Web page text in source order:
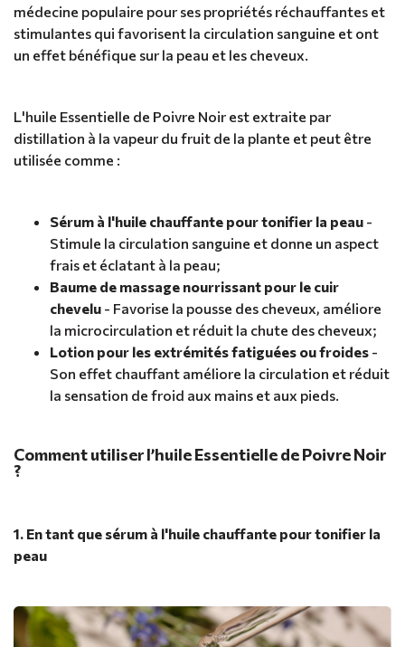
médecine populaire pour ses propriétés réchauffantes et
stimulantes qui favorisent la circulation sanguine et ont
un effet bénéfique sur la peau et les cheveux.
L'huile Essentielle de Poivre Noir est extraite par
distillation à la vapeur du fruit de la plante et peut être
utilisée comme :
Sérum à l'huile chauffante pour tonifier la peau -
Stimule la circulation sanguine et donne un aspect
frais et éclatant à la peau;
Baume de massage nourrissant pour le cuir
chevelu - Favorise la pousse des cheveux, améliore
la microcirculation et réduit la chute des cheveux;
Lotion pour les extrémités fatiguées ou froides -
Son effet chauffant améliore la circulation et réduit
la sensation de froid aux mains et aux pieds.
Comment utiliser l’huile Essentielle de Poivre Noir
?
1. En tant que sérum à l'huile chauffante pour tonifier la
peau